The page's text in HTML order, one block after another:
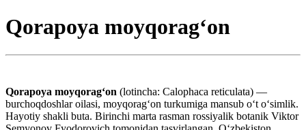
Qorapoya moyqoragʻon
Qorapoya moyqoragʻon (lotincha: Calophaca reticulata) —
burchoqdoshlar oilasi, moyqoragʻon turkumiga mansub oʻt oʻsimlik.
Hayotiy shakli buta. Birinchi marta rasman rossiyalik botanik Viktor